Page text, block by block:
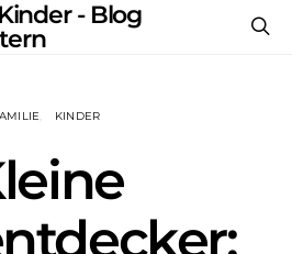
- Blog
KINDER